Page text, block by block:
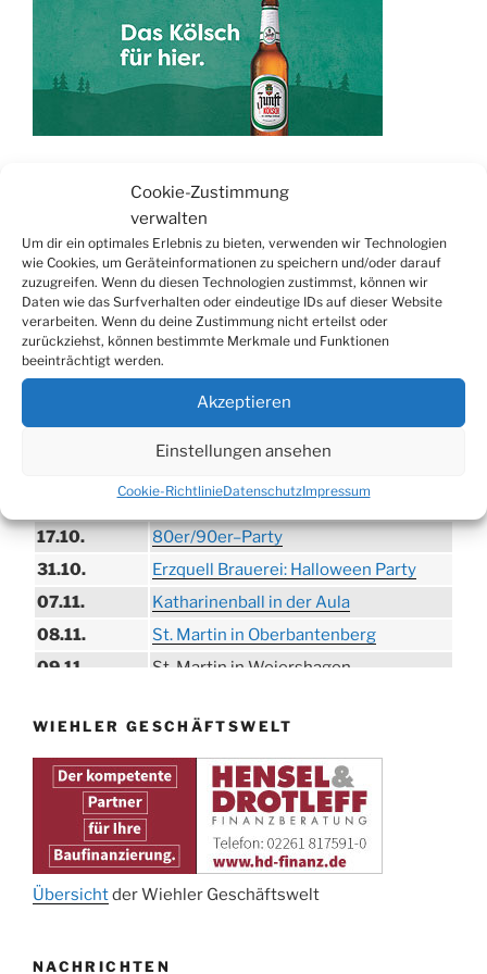
Cookie-Zustimmung
verwalten
Um dir ein optimales Erlebnis zu bieten, verwenden wir Technologien
wie Cookies, um Geräteinformationen zu speichern und/oder darauf
zuzugreifen. Wenn du diesen Technologien zustimmst, können wir
Daten wie das Surfverhalten oder eindeutige IDs auf dieser Website
verarbeiten. Wenn du deine Zustimmung nicht erteilst oder
zurückziehst, können bestimmte Merkmale und Funktionen
beeinträchtigt werden.
Akzeptieren
Einstellungen ansehen
Cookie-RichtlinieDatenschutzImpressum
21.06. bis
30.08.
Biergarten-Wochenenden der Erzquell
Brauerei
09.08.
Trödelmarkt in der Ortsmitte
29.08.
Sommerfest in Helmerhausen
06.09.
Beach-Volleyball-Turnier
Wandertag
Treckertreffen in Hengstenberg
17.10.
80er/90er–Party
31.10.
Erzquell Brauerei: Halloween Party
07.11.
Katharinenball in der Aula
08.11.
St. Martin in Oberbantenberg
09.11.
St. Martin in Weiershagen
11.11.
„DÜX“ im Burghaus
14.11.
Proklamation der Tollitäten
Konzert Bielsteiner Männerchor
Volkstrauertag am Ehrenmal
27.11.
Anknipsfest an der Oberbantenberger
Kirche
WIEHLER GESCHÄFTSWELT
Übersichtder Wiehler Geschäftswelt
NACHRICHTEN